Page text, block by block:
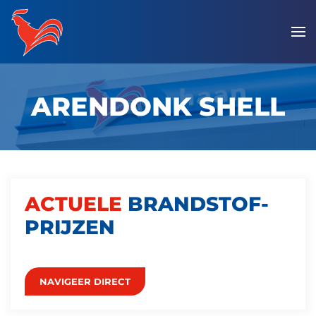
Overslaan
en
naar
inhoud
gaan
ARENDONK SHELL
ACTUELE BRANDSTOF­
PRIJZEN
NAVIGEER DIRECT